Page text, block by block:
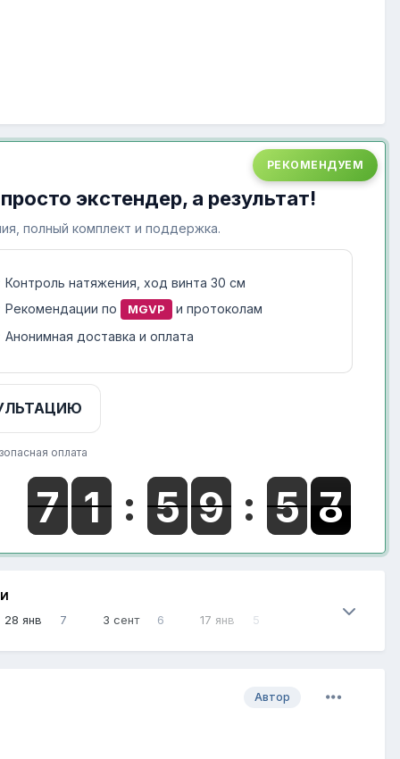
РЕКОМЕНДУЕМ
экстендер, а результат!
полный комплект и поддержка.
Контроль натяжения, ход винта 30 см
Рекомендации по MGVP
и протоколам
Анонимная доставка и оплата
оплата
28 янв 7 3 сент 6 17 янв 5
Автор